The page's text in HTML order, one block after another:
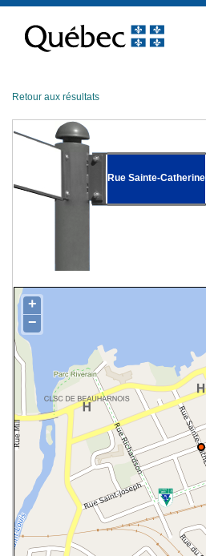
contenu
Retour aux résultats
Rue Sainte-Catherine
+
−